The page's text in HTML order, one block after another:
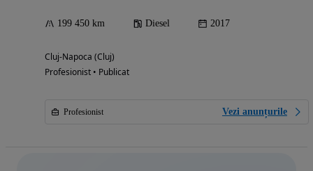
199 450 km Diesel 2017
Cluj-Napoca (Cluj)
Profesionist • Publicat
Profesionist Vezi anunțurile